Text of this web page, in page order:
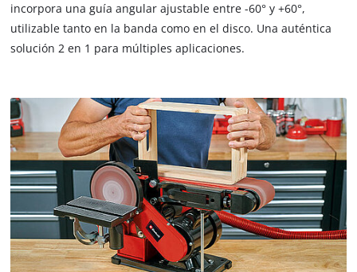
incorpora una guía angular ajustable entre -60° y +60°,
utilizable tanto en la banda como en el disco. Una auténtica
solución 2 en 1 para múltiples aplicaciones.